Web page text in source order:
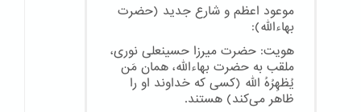
موعود اعظم و شارع جدید (حضرت
بهاءالله):
هویت: حضرت میرزا حسینعلی نوری،
ملقب به حضرت بهاءالله، همان مَن
یُظهِرُهُ الله (کسی که خداوند او را
ظاهر می‌کند) هستند.